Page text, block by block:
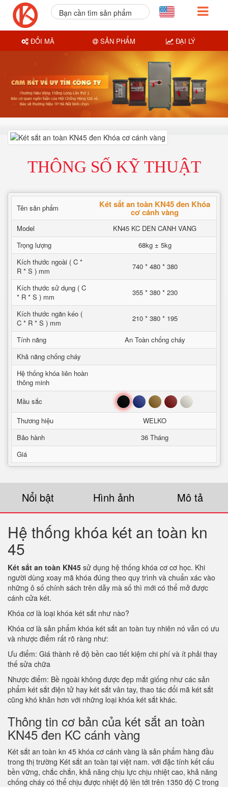
THÔNG SỐ KỸ THUẬT
Tên sản phẩm Két sắt an toàn KN45 đen Khóa
cơ cánh vàng
Model
KN45 KC DEN CANH VANG
Trọng lượng
68kg ± 5kg
Kích thước ngoài ( C *
R * S ) mm
740 * 480 * 380
Kích thước sử dụng ( C
* R * S ) mm
355 * 380 * 230
Kích thước ngăn kéo (
C * R * S ) mm
210 * 380 * 195
Tính năng
An Toàn chống cháy
Khả năng chống cháy
Hệ thống khóa liên hoàn
thông minh
Mầu sắc
Đen Xanh Nâu Đỏ Trắng
Thương hiệu
WELKO
Bảo hành
36 Tháng
Giá
Nổi bật Hình ảnh Mô tả
Hệ thống khóa két an toàn kn
45
Két sắt an toàn KN45 sử dụng hệ thống khóa cơ cơ học. Khi
người dùng xoay mã khóa đúng theo quy trình và chuẩn xác vào
những ô số chính sách trên dẫy mà số thì mới có thể mở được
cánh cửa két.
Khóa cơ là loại khóa két sắt như nào?
Khóa cơ là sản phẩm khóa két sắt an toàn tuy nhiên nó vẫn có ưu
và nhược điểm rất rõ ràng như:
Ưu điểm: Giá thành rẻ độ bền cao tiết kiệm chi phí và ít phải thay
thế sửa chữa
Nhược điểm: Bề ngoài không được đẹp mắt giống như các sản
phẩm két sắt điện tử hay két sắt vân tay, thao tác đổi mã két sắt
cũng khó khăn hơn với những loại khóa két sắt khác.
Thông tin cơ bản của két sắt an toàn
KN45 đen KC cánh vàng
Két sắt an toàn kn 45 khóa cơ cánh vàng là sản phẩm hàng đầu
trong thị trường Két sắt an toàn tại việt nam. với đặc tính kết cấu
bền vững, chắc chắn, khả năng chịu lực chịu nhiệt cao, khả năng
chống cháy có thể chịu được nhiệt độ lên tới trên 1350 độ C trong
Bạn cần tìm sản phẩm
ĐỔI MÃ SẢN PHẨM ĐẠI LÝ